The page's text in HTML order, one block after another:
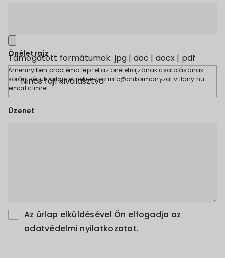
Támogatott formátumok: jpg | doc | docx | pdf
Nincs fájl kiválasztva
Önéletrajz
Amennyiben probléma lép fel az önéletrajzának csatolásának
során, kérjük küldje el nekünk az info@onkormanyzat.villany.hu
email címre!
Üzenet
Az űrlap elküldésével Ön elfogadja az
adatvédelmi nyilatkozatot.